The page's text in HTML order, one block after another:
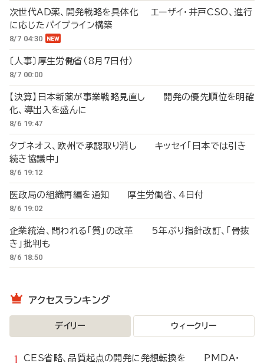
次世代AD薬、開発戦略を具体化 エーザイ・井戸CSO、進行
に応じたパイプライン構築
8/7 04:30
〔人事〕厚生労働省（8月7日付）
8/7 00:00
【決算】日本新薬が事業戦略見直し 開発の優先順位を明確
化、導出入を盛んに
8/6 19:47
タブネオス、欧州で承認取り消し キッセイ「日本では引き
続き協議中」
8/6 19:12
医政局の組織再編を通知 厚生労働省、4日付
8/6 19:02
企業統治、問われる「質」の改革 5年ぶり指針改訂、「骨抜
き」批判も
8/6 18:50
アクセスランキング
デイリー ウィークリー
CES省略、品質起点の開発に発想転換を PMDA・